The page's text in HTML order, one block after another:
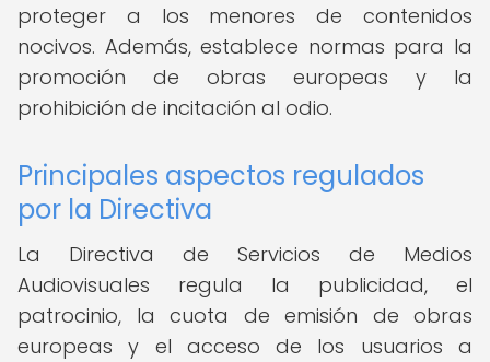
proteger a los menores de contenidos
nocivos. Además, establece normas para la
promoción de obras europeas y la
prohibición de incitación al odio.
Principales aspectos regulados
por la Directiva
La Directiva de Servicios de Medios
Audiovisuales regula la publicidad, el
patrocinio, la cuota de emisión de obras
europeas y el acceso de los usuarios a